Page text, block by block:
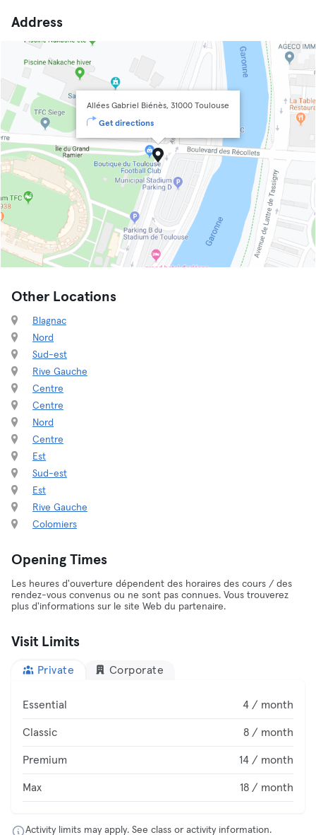
Address
Allées Gabriel Biénès, 31000 Toulouse
Get directions
Other Locations
Blagnac
Nord
Sud-est
Rive Gauche
Centre
Centre
Nord
Centre
Est
Sud-est
Est
Rive Gauche
Colomiers
Opening Times
Les heures d'ouverture dépendent des horaires des cours / des
rendez-vous convenus ou ne sont pas connues. Vous trouverez
plus d'informations sur le site Web du partenaire.
Visit Limits
Private Corporate
Essential 4 / month
Classic 8 / month
Premium 14 / month
Max 18 / month
Activity limits may apply. See class or activity information.